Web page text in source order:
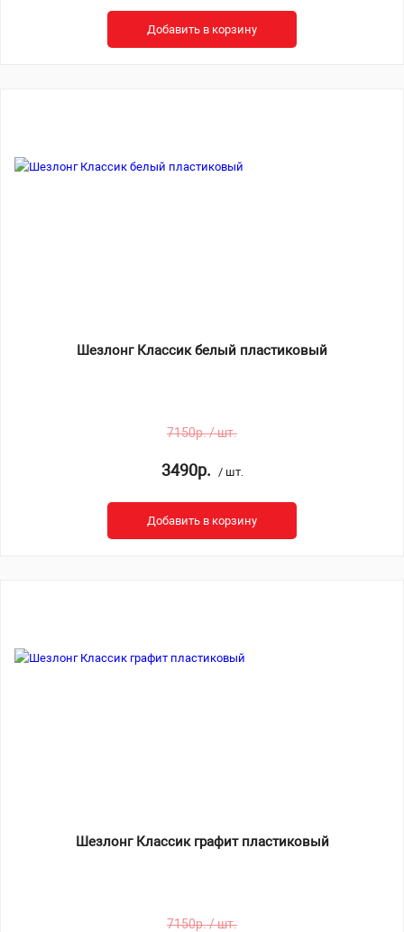
Добавить в корзину
Шезлонг Классик белый пластиковый
7150р. / шт.
3490р. / шт.
Добавить в корзину
Шезлонг Классик графит пластиковый
7150р. / шт.